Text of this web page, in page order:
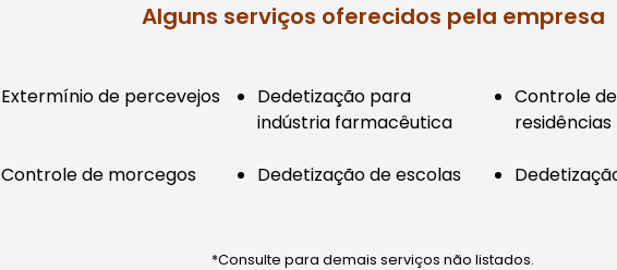
Alguns serviços oferecidos pela empresa
Extermínio de percevejos
Dedetização para
indústria farmacêutica
Controle
residências
Controle de morcegos Dedetização de escolas
*Consulte para demais serviços não listados.